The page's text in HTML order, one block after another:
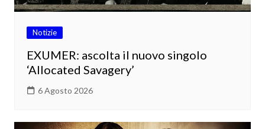
Notizie
EXUMER: ascolta il nuovo singolo
‘Allocated Savagery’
6 Agosto 2026